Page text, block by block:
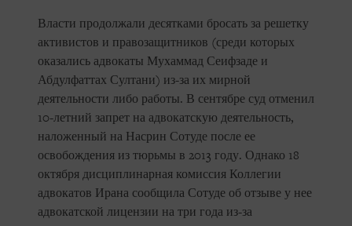
Власти продолжали десятками бросать за решетку
активистов и правозащитников (среди которых
оказались адвокаты Мухаммад Сеифзаде и
Абдулфаттах Султани) из-за их мирной
деятельности либо работы. В сентябре суд отменил
10-летний запрет на адвокатскую деятельность,
наложенный на Насрин Сотуде после ее
освобождения из тюрьмы в 2013 году. Однако 18
октября дисциплинарная комиссия Коллегии
адвокатов Ирана сообщила Сотуде об отзыве у нее
адвокатской лицензии на три года из-за